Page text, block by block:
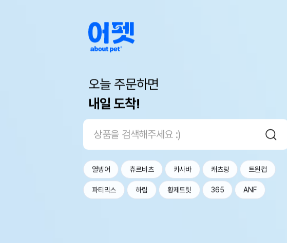
오늘 주문하면
내일 도착!
열빙어 츄르비츠 카사바 캐츠랑 트윈컵
파티믹스 하림 황제트릿 365 ANF